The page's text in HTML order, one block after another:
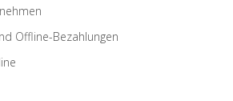
Offline-Bezahlungen